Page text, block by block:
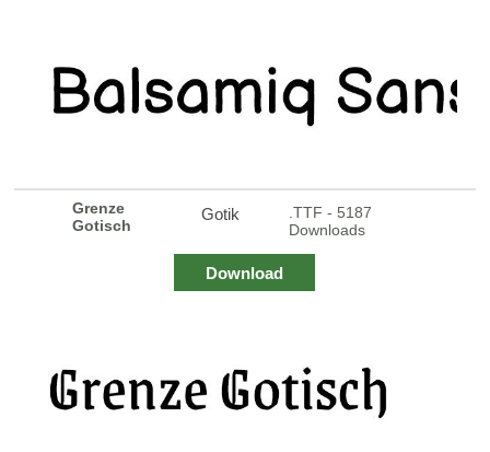
Grenze
Gotisch
Gotik
.TTF - 5187
Downloads
Download